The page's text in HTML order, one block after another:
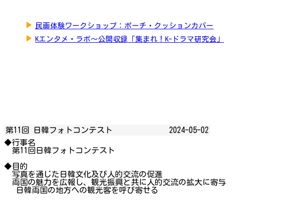
▶ 民画体験ワークショップ：ポーチ・クッションカバー
▶ Kエンタメ・ラボ～公開収録「集まれ！K-ドラマ研究会」
第11回 日韓フォトコンテスト
2024-05-02
◆行事名
第11回日韓フォトコンテスト
◆目的
写真を通じた日韓文化及び人的交流の促進
両国の魅力を広報し、観光振興と共に人的交流の拡大に寄与
日韓両国の地方への観光客を呼び寄せる